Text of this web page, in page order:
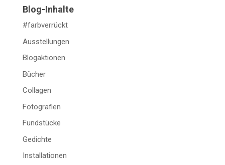
Blog-Inhalte
#farbverrückt
Ausstellungen
Blogaktionen
Bücher
Collagen
Fotografien
Fundstücke
Gedichte
Installationen